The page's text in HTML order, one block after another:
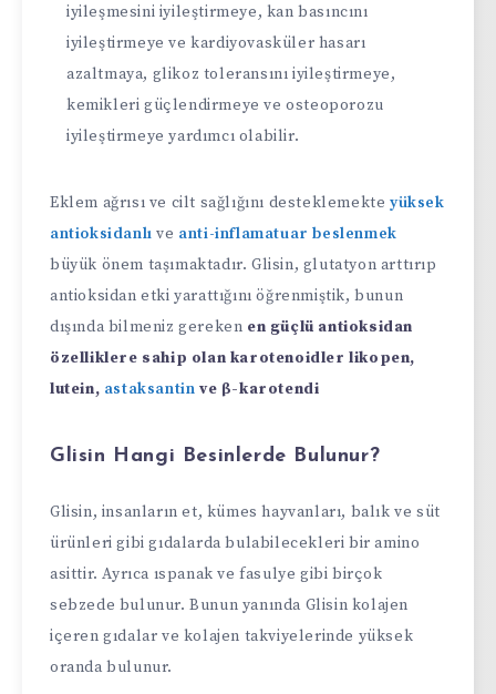
iyileşmesini iyileştirmeye, kan basıncını
iyileştirmeye ve kardiyovasküler hasarı
azaltmaya, glikoz toleransını iyileştirmeye,
kemikleri güçlendirmeye ve osteoporozu
iyileştirmeye yardımcı olabilir.
Eklem ağrısı ve cilt sağlığını desteklemekte yüksek
antioksidanlı ve anti-inflamatuar beslenmek
büyük önem taşımaktadır. Glisin, glutatyon arttırıp
antioksidan etki yarattığını öğrenmiştik, bunun
dışında bilmeniz gereken en güçlü antioksidan
özelliklere sahip olan karotenoidler likopen,
lutein, astaksantinve β-karotendi
Glisin Hangi Besinlerde Bulunur?
Glisin, insanların et, kümes hayvanları, balık ve süt
ürünleri gibi gıdalarda bulabilecekleri bir amino
asittir. Ayrıca ıspanak ve fasulye gibi birçok
sebzede bulunur. Bunun yanında Glisin kolajen
içeren gıdalar ve kolajen takviyelerinde yüksek
oranda bulunur.